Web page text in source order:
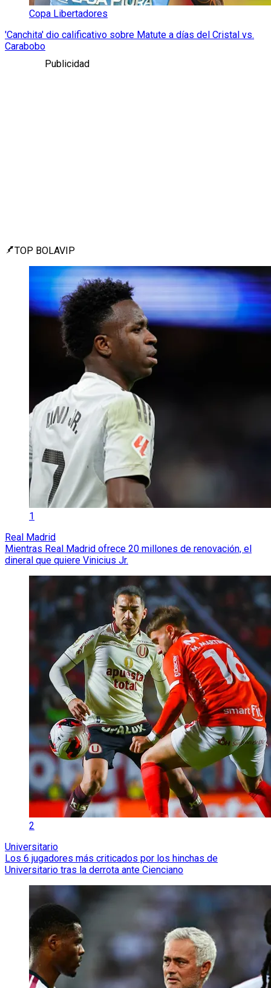
Copa Libertadores
'Canchita' dio calificativo sobre Matute a días del Cristal vs.
Carabobo
Publicidad
TOP BOLAVIP
1
Real Madrid
Mientras Real Madrid ofrece 20 millones de renovación, el
dineral que quiere Vinicius Jr.
2
Universitario
Los 6 jugadores más criticados por los hinchas de
Universitario tras la derrota ante Cienciano